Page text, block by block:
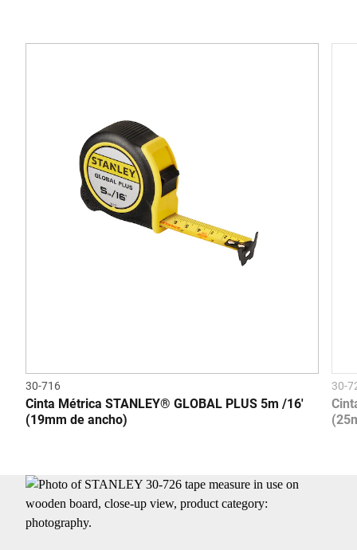
30-716
Cinta Métrica STANLEY® GLOBAL PLUS 5m /16'
(19mm de ancho)
30-